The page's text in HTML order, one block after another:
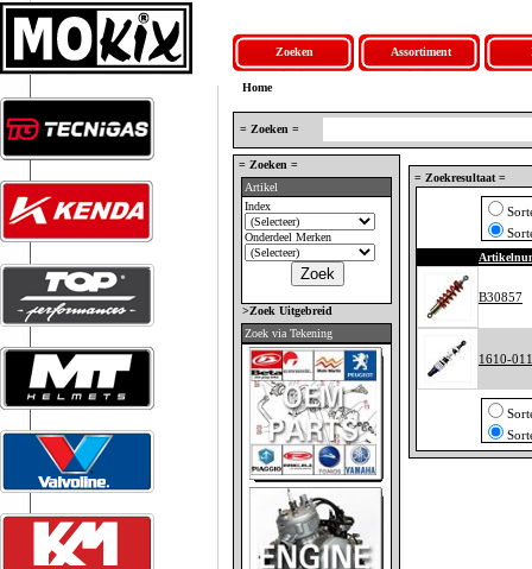
Zoeken Assortiment
Home
= Zoeken =
= Zoeken =
Artikel
Index
Onderdeel Merken
>Zoek Uitgebreid
Zoek via Tekening
= Zoekresultaat =
B30857
1610-